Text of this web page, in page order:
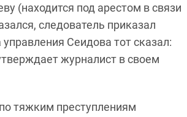
(находится под арестом в связи
следователь приказал
Сеидова тот сказал:
журналист в своем
тяжким преступлениям